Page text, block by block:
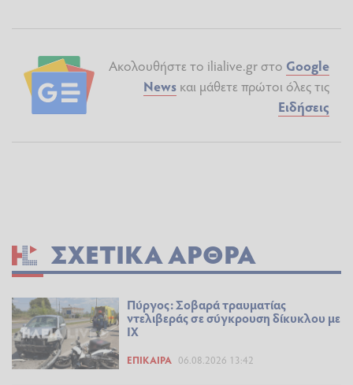
Ακολουθήστε το ilialive.gr στο Google
News και μάθετε πρώτοι όλες τις
Ειδήσεις
ΣΧΕΤΙΚΆ ΆΡΘΡΑ
Πύργος: Σοβαρά τραυματίας
ντελιβεράς σε σύγκρουση δίκυκλου με
ΙΧ
ΕΠΊΚΑΙΡΑ 06.08.2026 13:42